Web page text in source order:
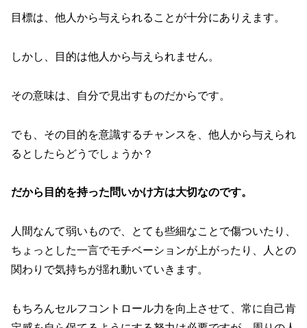
目標は、他人から与えられることが十分にありえます。
しかし、目的は他人から与えられません。
その意味は、自分で見出すものだからです。
でも、その目的を意識するチャンスを、他人から与えられ
るとしたらどうでしょうか？
だから目的を持った問いかけ方は大切なのです。
人間なんて弱いもので、とても些細なことで傷ついたり、
ちょっとした一言でモチベーションが上がったり、人との
関わりで気持ちが揺れ動いていきます。
もちろんセルフコントロール力を向上させて、常に自己肯